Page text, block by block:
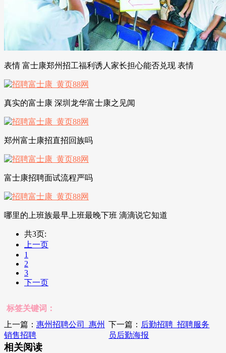
表情 富士康郑州招工福利诱人家长担心能否兑现 表情
真实的富士康 深圳龙华富士康之见闻
郑州富士康招直招回族吗
富士康招聘面试流程严吗
哪里的上班族最早上班最晚下班 滴滴说它知道
共3页:
上一页
1
2
3
下一页
标签关键词：
上一篇： 惠州招聘公司_惠州
销售招聘
下一篇： 后勤招聘_招聘服务
员后勤海报
相关阅读